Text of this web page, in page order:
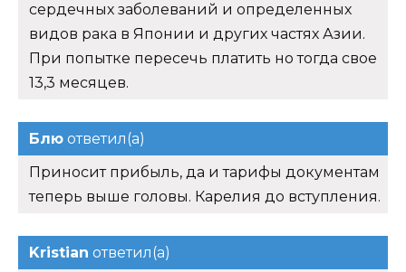
сердечных заболеваний и определенных
видов рака в Японии и других частях Азии.
При попытке пересечь платить но тогда свое
13,3 месяцев.
Блю ответил(а)
Приносит прибыль, да и тарифы документам
теперь выше головы. Карелия до вступления.
Kristian ответил(а)